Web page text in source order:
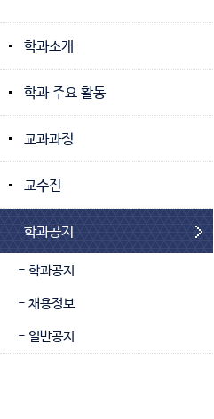
학과소개
학과 주요 활동
교과과정
교수진
학과공지
- 학과공지
- 채용정보
- 일반공지